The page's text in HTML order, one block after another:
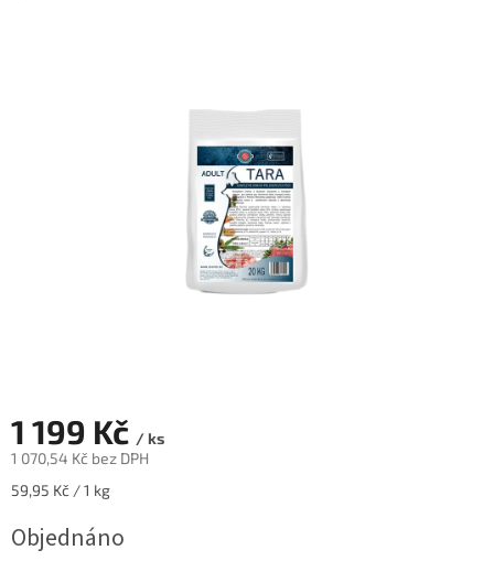
hvězdiček.
1 199 Kč / ks
1 070,54 Kč bez DPH
Měrná
59,95 Kč / 1 kg
Objednáno